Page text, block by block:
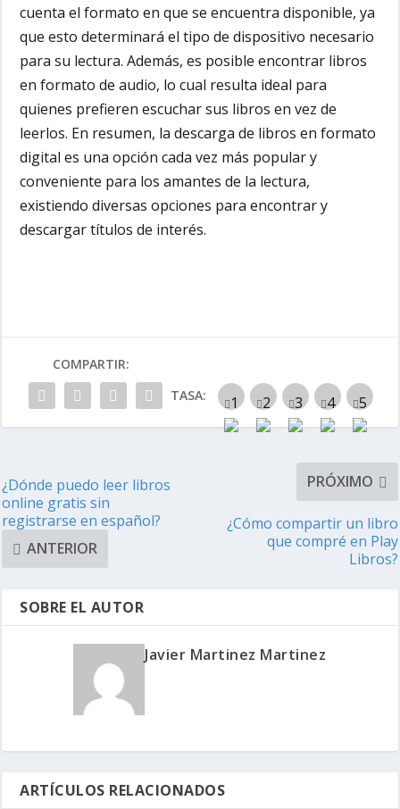
cuenta el formato en que se encuentra disponible, ya
que esto determinará el tipo de dispositivo necesario
para su lectura. Además, es posible encontrar libros
en formato de audio, lo cual resulta ideal para
quienes prefieren escuchar sus libros en vez de
leerlos. En resumen, la descarga de libros en formato
digital es una opción cada vez más popular y
conveniente para los amantes de la lectura,
existiendo diversas opciones para encontrar y
descargar títulos de interés.
COMPARTIR:
TASA:
¿Dónde puedo leer libros
online gratis sin
registrarse en español?
ANTERIOR
PRÓXIMO
¿Cómo compartir un libro
que compré en Play
Libros?
SOBRE EL AUTOR
Javier Martinez Martinez
ARTÍCULOS RELACIONADOS